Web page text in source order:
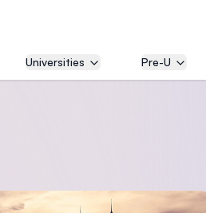
Universities Pre-U